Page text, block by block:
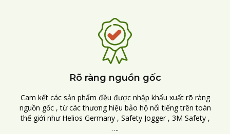
Rõ ràng nguồn gốc
Cam kết các sản phẩm đều được nhập khẩu xuất rõ ràng
nguồn gốc , từ các thương hiệu bảo hộ nổi tiếng trên toàn
thế giới như Helios Germany , Safety Jogger , 3M Safety ,
….